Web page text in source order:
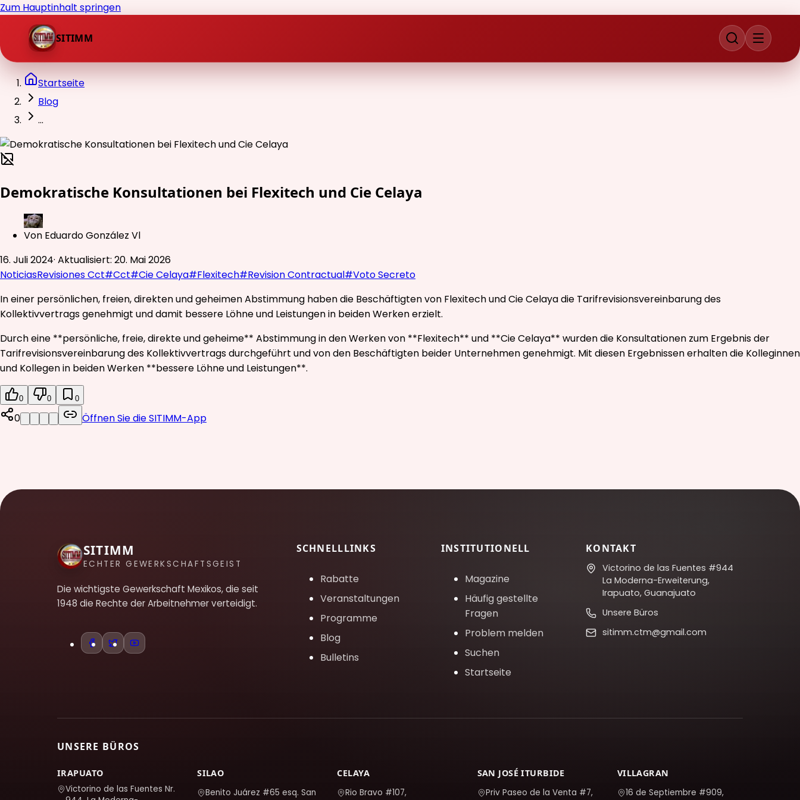
Zum Hauptinhalt springen
SITIMM
Startseite
Blog
...
Demokratische Konsultationen bei Flexitech und Cie Celaya
Von Eduardo González Vl
16. Juli 2024· Aktualisiert: 20. Mai 2026
NoticiasRevisiones Cct#Cct#Cie Celaya#Flexitech#Revision Contractual#Voto Secreto
In einer persönlichen, freien, direkten und geheimen Abstimmung haben die Beschäftigten von Flexitech und Cie Celaya die Tarifrevisionsvereinbarung des
Kollektivvertrags genehmigt und damit bessere Löhne und Leistungen in beiden Werken erzielt.
Durch eine **persönliche, freie, direkte und geheime** Abstimmung in den Werken von **Flexitech** und **Cie Celaya** wurden die Konsultationen zum Ergebnis der
Tarifrevisionsvereinbarung des Kollektivvertrags durchgeführt und von den Beschäftigten beider Unternehmen genehmigt. Mit diesen Ergebnissen erhalten die Kolleginnen
und Kollegen in beiden Werken **bessere Löhne und Leistungen**.
0 0 0
0 Öffnen Sie die SITIMM-App
SITIMM
ECHTER GEWERKSCHAFTSGEIST
Die wichtigste Gewerkschaft Mexikos, die seit
1948 die Rechte der Arbeitnehmer verteidigt.
SCHNELLLINKS
Rabatte
Veranstaltungen
Programme
Blog
Bulletins
INSTITUTIONELL
Magazine
Häufig gestellte
Fragen
Problem melden
Suchen
Startseite
KONTAKT
Victorino de las Fuentes #944
La Moderna-Erweiterung,
Irapuato, Guanajuato
Unsere Büros
sitimm.ctm@gmail.com
UNSERE BÜROS
IRAPUATO
Victorino de las Fuentes Nr.
SILAO
Benito Juárez #65 esq. San
CELAYA
Rio Bravo #107,
SAN JOSÉ ITURBIDE
Priv Paseo de la Venta #7,
VILLAGRAN
16 de Septiembre #909,